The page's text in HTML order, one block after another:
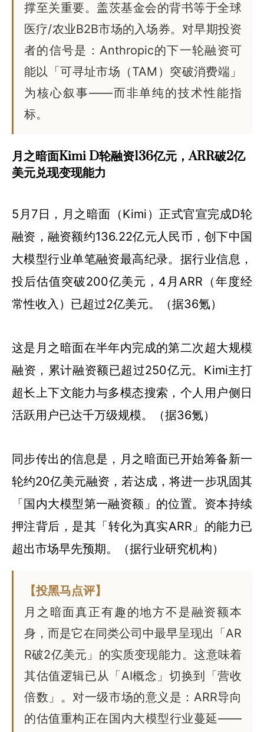
撑至关重要。盖茨基金会的背书等于全球
医疗/农业B2B市场的入场券。对早期投资
者的信号是：Anthropic的下一轮融资可
能以「可寻址市场（TAM）突破消费端」
为核心叙事——而非单纯的技术性能指
标。
月之暗面Kimi D轮融资136亿元，ARR破2亿
美元兑现变现能力
5月7日，月之暗面（Kimi）正式官宣完成D轮
融资，融资额约136.22亿元人民币，创下中国
大模型行业单笔融资最高纪录。据行业信息，
投后估值突破200亿美元，4月ARR（年度经
常性收入）已超过2亿美元。（据36氪）
这是月之暗面在半年内完成的第二次超大规模
融资，累计融资额已超过250亿元。Kimi主打
超长上下文能力与多模态搜索，个人用户侧日
活跃用户已达千万级规模。（据36氪）
同步传出的信息是，月之暗面已开始筹备新一
轮约20亿美元融资，若达成，将进一步巩固其
「国内大模型第一融资额」的位置。资本持续
押注背后，是其「转化为真实ARR」的能力已
超出市场早先预期。（据行业研究机构）
【投黑马点评】
月之暗面真正有趣的地方不是融资额本
身，而是它在同类公司中最早呈现出「AR
R破2亿美元」的实质变现能力。这意味着
其估值逻辑已从「AI概念」切换到「营收
倍数」。对一级市场的意义是：ARR导向
的估值重构正在国内大模型行业蔓延——